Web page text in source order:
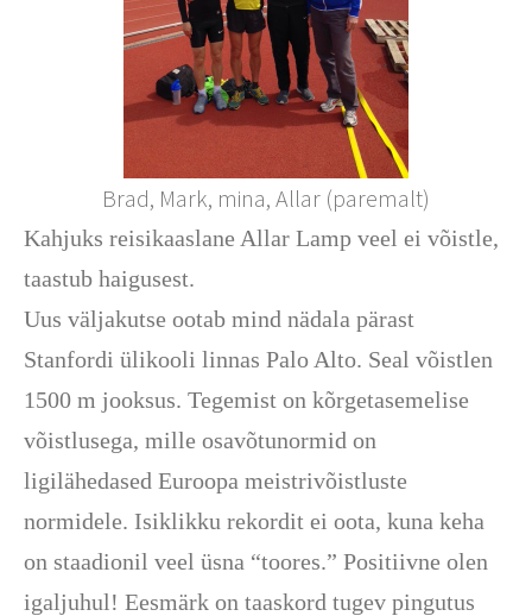
Brad, Mark, mina, Allar (paremalt)
Kahjuks reisikaaslane Allar Lamp veel ei võistle,
taastub haigusest.
Uus väljakutse ootab mind nädala pärast
Stanfordi ülikooli linnas Palo Alto. Seal võistlen
1500 m jooksus. Tegemist on kõrgetasemelise
võistlusega, mille osavõtunormid on
ligilähedased Euroopa meistrivõistluste
normidele. Isiklikku rekordit ei oota, kuna keha
on staadionil veel üsna “toores.” Positiivne olen
igaljuhul! Eesmärk on taaskord tugev pingutus